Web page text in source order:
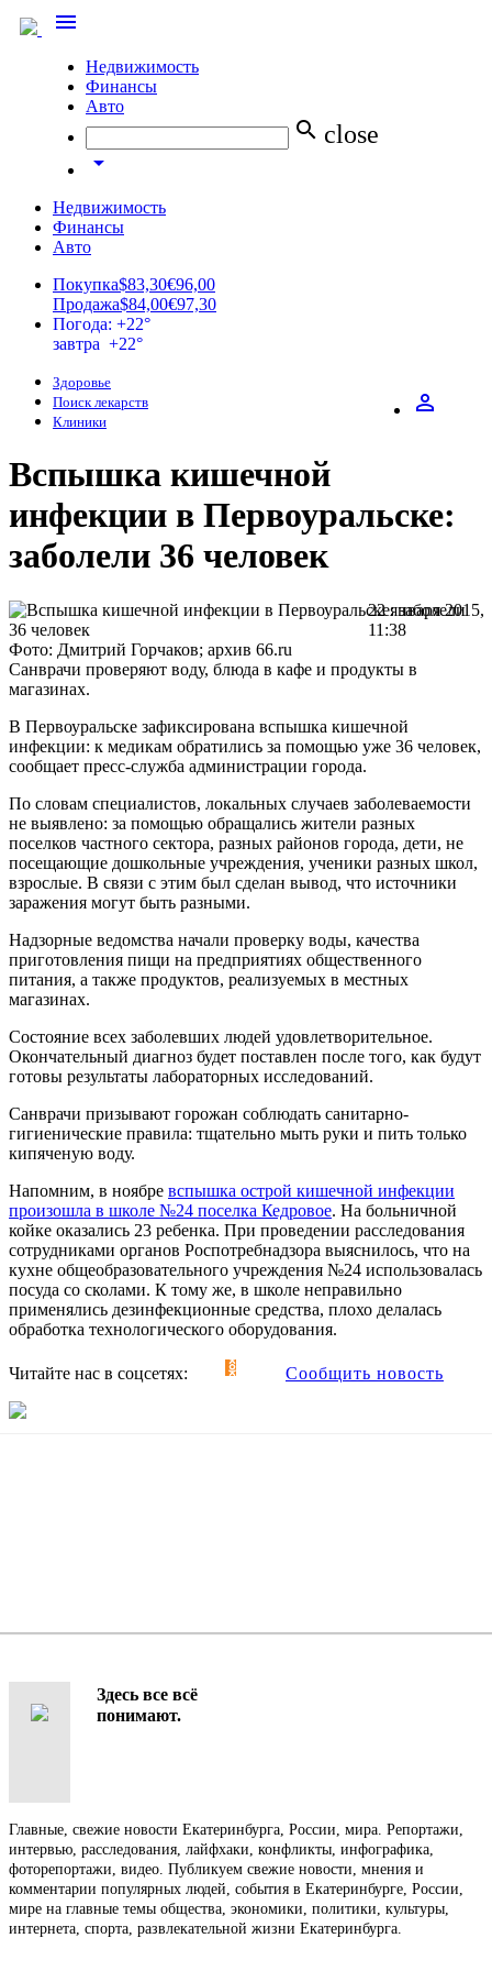
menu
Недвижимость
Финансы
Авто
search close
arrow_drop_down
Недвижимость
Финансы
Авто
Покупка$83,30€96,00
Продажа$84,00€97,30
Погода: +22°
завтра +22°
perm_identity
Здоровье
Поиск лекарств
Клиники
Вспышка кишечной
инфекции в Первоуральске:
заболели 36 человек
22 января 2015,
11:38
Фото: Дмитрий Горчаков; архив 66.ru
Санврачи проверяют воду, блюда в кафе и продукты в
магазинах.
В Первоуральске зафиксирована вспышка кишечной
инфекции: к медикам обратились за помощью уже 36 человек,
сообщает пресс-служба администрации города.
По словам специалистов, локальных случаев заболеваемости
не выявлено: за помощью обращались жители разных
поселков частного сектора, разных районов города, дети, не
посещающие дошкольные учреждения, ученики разных школ,
взрослые. В связи с этим был сделан вывод, что источники
заражения могут быть разными.
Надзорные ведомства начали проверку воды, качества
приготовления пищи на предприятиях общественного
питания, а также продуктов, реализуемых в местных
магазинах.
Состояние всех заболевших людей удовлетворительное.
Окончательный диагноз будет поставлен после того, как будут
готовы результаты лабораторных исследований.
Санврачи призывают горожан соблюдать санитарно-
гигиенические правила: тщательно мыть руки и пить только
кипяченую воду.
Напомним, в ноябре вспышка острой кишечной инфекции
произошла в школе №24 поселка Кедровое. На больничной
койке оказались 23 ребенка. При проведении расследования
сотрудниками органов Роспотребнадзора выяснилось, что на
кухне общеобразовательного учреждения №24 использовалась
посуда со сколами. К тому же, в школе неправильно
применялись дезинфекционные средства, плохо делалась
обработка технологического оборудования.
Читайте нас в соцсетях: Сообщить новость
Здесь все всё
понимают.
Главные, свежие новости Екатеринбурга, России, мира. Репортажи,
интервью, расследования, лайфхаки, конфликты, инфографика,
фоторепортажи, видео. Публикуем свежие новости, мнения и
комментарии популярных людей, события в Екатеринбурге, России,
мире на главные темы общества, экономики, политики, культуры,
интернета, спорта, развлекательной жизни Екатеринбурга.